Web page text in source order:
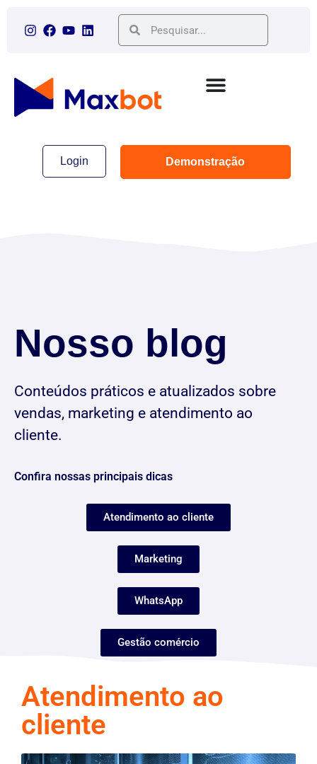
Login Demonstração
Nosso blog
Conteúdos práticos e atualizados sobre
vendas, marketing e atendimento ao
cliente.
Confira nossas principais dicas
Atendimento ao cliente
Marketing
WhatsApp
Gestão comércio
Atendimento ao
cliente